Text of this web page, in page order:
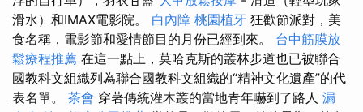
滑水）和IMAX電影院。 白內障 桃園植牙 狂歡節派對，美
食名稱，電影節和愛情節目的月份已經到來。 台中筋膜放
鬆療程推薦 在這一點上，莫哈克斯的叢林步道也已被聯合
國教科文組織列為聯合國教科文組織的“精神文化遺產”的代
表名單。 茶會 穿著傳統灌木叢的當地青年嚇到了路人 漏